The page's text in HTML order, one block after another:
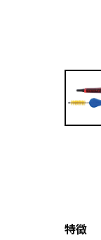
特徴